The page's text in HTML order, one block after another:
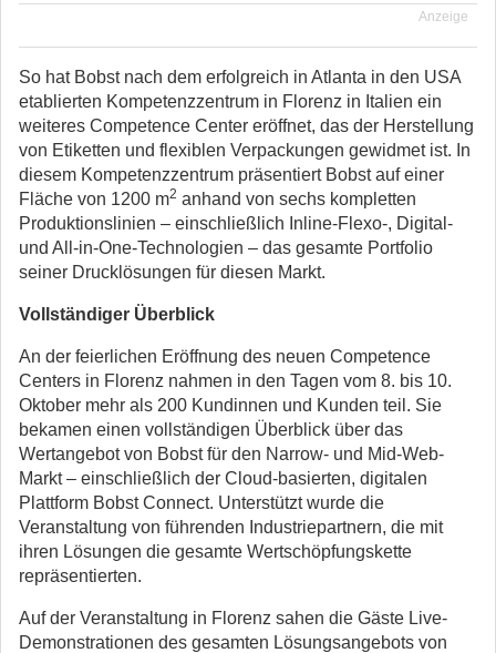
Anzeige
So hat Bobst nach dem erfolgreich in Atlanta in den USA
etablierten Kompetenzzentrum in Florenz in Italien ein
weiteres Competence Center eröffnet, das der Herstellung
von Etiketten und flexiblen Verpackungen gewidmet ist. In
diesem Kompetenzzentrum präsentiert Bobst auf einer
Fläche von 1200 m2 anhand von sechs kompletten
Produktionslinien – einschließlich Inline-Flexo-, Digital-
und All-in-One-Technologien – das gesamte Portfolio
seiner Drucklösungen für diesen Markt.
Vollständiger Überblick
An der feierlichen Eröffnung des neuen Competence
Centers in Florenz nahmen in den Tagen vom 8. bis 10.
Oktober mehr als 200 Kundinnen und Kunden teil. Sie
bekamen einen vollständigen Überblick über das
Wertangebot von Bobst für den Narrow- und Mid-Web-
Markt – einschließlich der Cloud-basierten, digitalen
Plattform Bobst Connect. Unterstützt wurde die
Veranstaltung von führenden Industriepartnern, die mit
ihren Lösungen die gesamte Wertschöpfungskette
repräsentierten.
Auf der Veranstaltung in Florenz sahen die Gäste Live-
Demonstrationen des gesamten Lösungsangebots von